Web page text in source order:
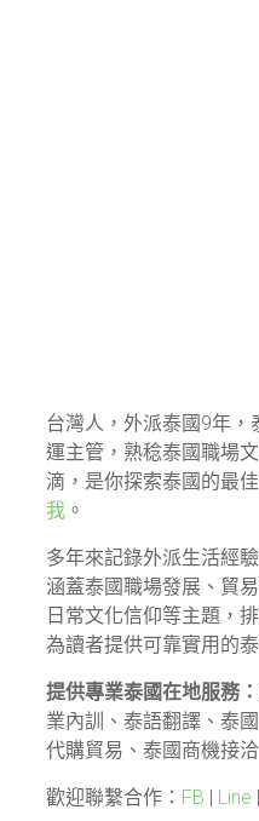
台灣人，外派泰國9年，
運主管，熟稔泰國職場
滴，是你探索泰國的最
我 。
多年來記錄外派生活經
涵蓋泰國職場發展、貿
日常文化信仰等主題，
為讀者提供可靠實用的
提供專業泰國在地服務：
業內訓、泰語翻譯、泰
代購貿易、泰國商機接洽
歡迎聯繫合作： FB | Line